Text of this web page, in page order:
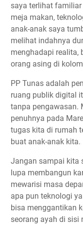
saya terlihat
meja makan,
anak-anak saya
melihat indahnya
menghadapi realita,
orang asing di
PP Tunas adalah
ruang publik digital
tanpa pengawasan.
penuhnya pada
tugas kita di rumah
buat anak-anak kita.
Jangan sampai kita
lupa membangun
mewarisi masa
apa pun teknologi
bisa menggantikan
seorang ayah di sisi